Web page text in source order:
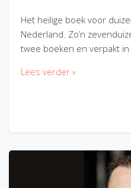
Het heilige boek voor
Nederland. Zo’n
twee boeken en verpakt in
Lees verder »